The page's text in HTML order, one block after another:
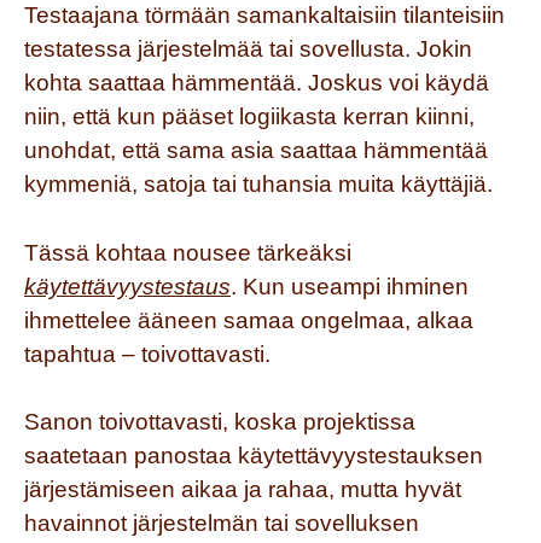
Testaajana törmään samankaltaisiin tilanteisiin
testatessa järjestelmää tai sovellusta. Jokin
kohta saattaa hämmentää. Joskus voi käydä
niin, että kun pääset logiikasta kerran kiinni,
unohdat, että sama asia saattaa hämmentää
kymmeniä, satoja tai tuhansia muita käyttäjiä.
Tässä kohtaa nousee tärkeäksi
käytettävyystestaus. Kun useampi ihminen
ihmettelee ääneen samaa ongelmaa, alkaa
tapahtua – toivottavasti.
Sanon toivottavasti, koska projektissa
saatetaan panostaa käytettävyystestauksen
järjestämiseen aikaa ja rahaa, mutta hyvät
havainnot järjestelmän tai sovelluksen